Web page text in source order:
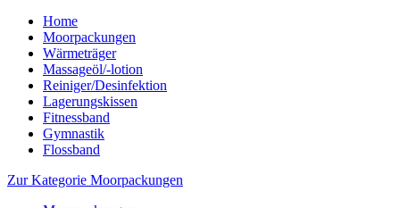
Home
Moorpackungen
Wärmeträger
Massageöl/-lotion
Reiniger/Desinfektion
Lagerungskissen
Fitnessband
Gymnastik
Flossband
Zur Kategorie Moorpackungen